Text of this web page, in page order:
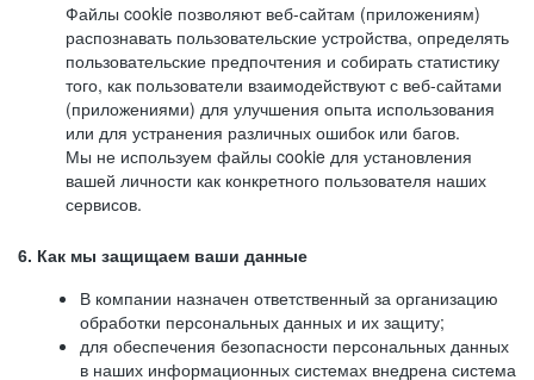
Файлы cookie позволяют веб-сайтам (приложениям)
распознавать пользовательские устройства, определять
пользовательские предпочтения и собирать статистику
того, как пользователи взаимодействуют с веб-сайтами
(приложениями) для улучшения опыта использования
или для устранения различных ошибок или багов.
Мы не используем файлы cookie для установления
вашей личности как конкретного пользователя наших
сервисов.
6. Как мы защищаем ваши данные
В компании назначен ответственный за организацию
обработки персональных данных и их защиту;
для обеспечения безопасности персональных данных
в наших информационных системах внедрена система